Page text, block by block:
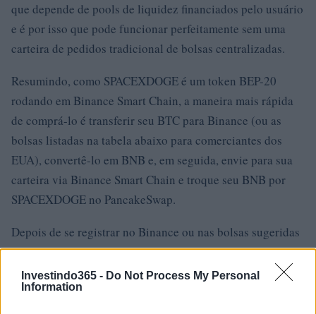
Investindo365 - Do Not Process My Personal
Information
que depende de pools de liquidez financiados pelo usuário
e é por isso que pode funcionar perfeitamente sem uma
carteira de pedidos tradicional de bolsas centralizadas.
Resumindo, como SPACEXDOGE é um token BEP-20
rodando em Binance Smart Chain, a maneira mais rápida
de comprá-lo é transferir seu BTC para Binance (ou as
bolsas listadas na tabela abaixo para comerciantes dos
EUA), convertê-lo em BNB e, em seguida, envie para sua
carteira via Binance Smart Chain e troque seu BNB por
SPACEXDOGE no PancakeSwap.
Depois de se registrar no Binance ou nas bolsas sugeridas
acima, vá até a página da carteira, escolha o BTC e clique
em depósito. Copie o endereço BTC e volte para a
Coinbase, retire seu BTC para este endereço e espere que